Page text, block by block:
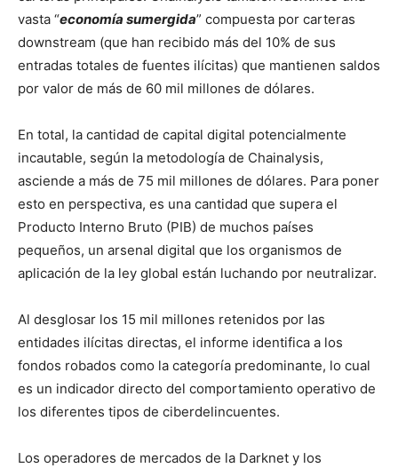
vasta “economía sumergida” compuesta por carteras
downstream (que han recibido más del 10% de sus
entradas totales de fuentes ilícitas) que mantienen saldos
por valor de más de 60 mil millones de dólares.
En total, la cantidad de capital digital potencialmente
incautable, según la metodología de Chainalysis,
asciende a más de 75 mil millones de dólares. Para poner
esto en perspectiva, es una cantidad que supera el
Producto Interno Bruto (PIB) de muchos países
pequeños, un arsenal digital que los organismos de
aplicación de la ley global están luchando por neutralizar.
Al desglosar los 15 mil millones retenidos por las
entidades ilícitas directas, el informe identifica a los
fondos robados como la categoría predominante, lo cual
es un indicador directo del comportamiento operativo de
los diferentes tipos de ciberdelincuentes.
Los operadores de mercados de la Darknet y los